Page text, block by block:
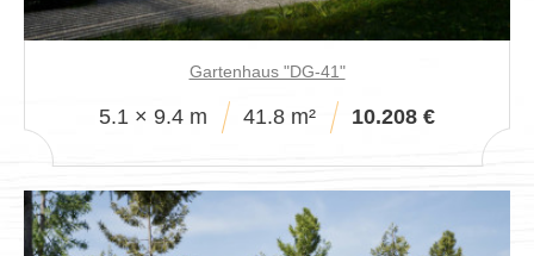
Gartenhaus "DG-41"
5.1 × 9.4 m 41.8 m² 10.208 €